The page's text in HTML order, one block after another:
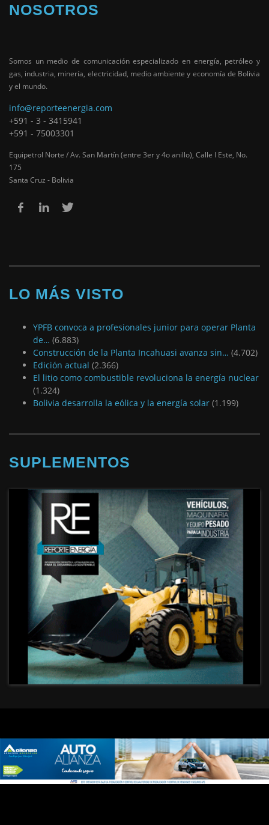
NOSOTROS
Somos un medio de comunicación especializado en energía, petróleo y
gas, industria, minería, electricidad, medio ambiente y economía de Bolivia
y el mundo.
info@reporteenergia.com
+591 - 3 - 3415941
+591 - 75003301
Equipetrol Norte / Av. San Martín (entre 3er y 4o anillo), Calle I Este, No.
175
Santa Cruz - Bolivia
LO MÁS VISTO
YPFB convoca a profesionales junior para operar Planta
de… (6.883)
Construcción de la Planta Incahuasi avanza sin… (4.702)
Edición actual (2.366)
El litio como combustible revoluciona la energía nuclear
(1.324)
Bolivia desarrolla la eólica y la energía solar (1.199)
SUPLEMENTOS